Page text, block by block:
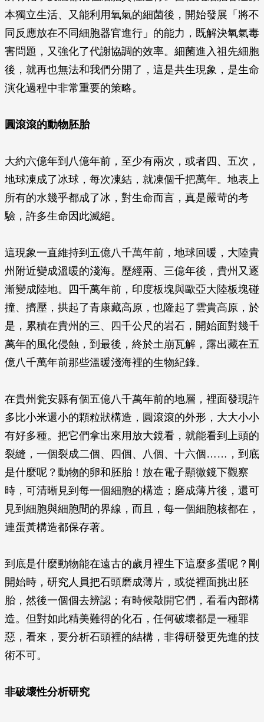
本獨立生活、又能利用氧氣的細菌後，開始發展「將不
同反應放在不同細胞器官進行」的能力，既解決氧氣毒
害問題，又強化了代謝協調的效率。細菌進入祖先細胞
後，就再也無法和我們分開了，這是共生現象，是生命
演化過程中非常重要的策略。
圓滾滾的動物胚胎
大約六億年到八億年前，至少有兩次，或者四、五次，
地球凍成了冰球，每次凍結，就凍個千把萬年。地表上
所有的水幾乎都成了冰，對生命而言，真是嚴苛的考
驗，許多生命因此滅絕。
這現象一直維持到五億八千萬年前，地球回暖，大陸貴
州附近變成溫暖的淺海。歷經兩、三億年後，貴州又逐
漸變成陸地。四千萬年前，印度板塊與歐亞大陸板塊碰
撞、擠壓，拱起了青康藏高原，也隆起了雲貴高原，於
是，累積在貴州的三、四千公尺的岩石，開始面對幾千
萬年的風化侵蝕，到最後，終於土崩瓦解，露出藏在五
億八千萬年前那些溫暖淺海裡的生物紀錄。
在貴州瓮安縣有個五億八千萬年前的地層，裡面發現許
多比小米還小的顆粒狀構造，圓滾滾的外形，大大小小
有好多種。把它們拿出來用放大鏡看，就能看到上頭的
裂縫，一個裂成二個、四個、八個、十六個……，到底
是什麼呢？動物的卵和胚胎！放在電子顯微鏡下觀察
時，可清晰見到每一個細胞的構造；磨成薄片後，還可
見到細胞與細胞間的界線，而且，每一個細胞核都在，
連蛋黃構造都保存著。
到底是什麼動物能在遠古的歲月裡生下這麼多蛋呢？剛
開始時，研究人員把石頭磨成薄片，或從裡面挑出胚
胎，然後一個個去辨認；有時候敲開它們，看看內部構
造。但對如此精美難得的化石，任何破壞都是一種罪
惡，看來，要分析石頭裡的結構，非得研發更先進的技
術不可。
非破壞性分析研究